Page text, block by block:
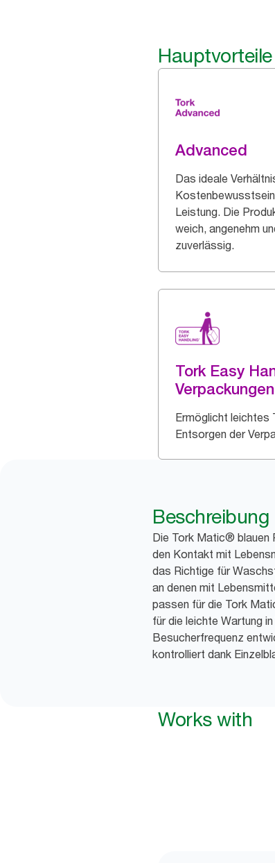
Hauptvorteile
Advanced
Das ideale
Leistung. Die
weich, angenehm
zuverlässig.
Tork Easy
Verpackungen
Ermöglicht leichtes
Entsorgen der
Beschreibung
Die Tork Matic® blauen
den Kontakt mit
das Richtige für
an denen mit
passen für die Tork
für die leichte Wartung
Besucherfrequenz
kontrolliert dank
Works with